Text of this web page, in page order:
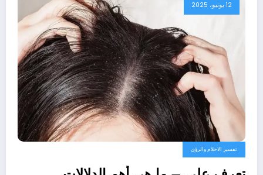
12 يونيو، 2025
تفسير الاحلام والرؤى